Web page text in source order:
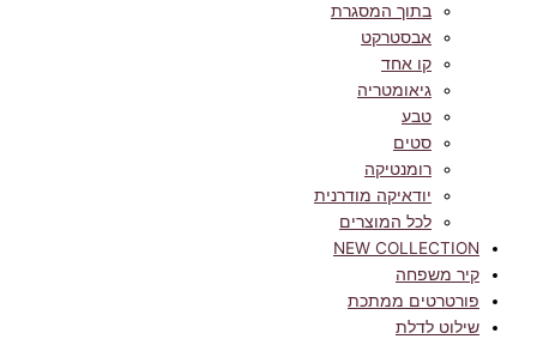
בתוך המסגרת
אבסטרקט
קו אחד
גיאומטריה
טבע
סטים
רומנטיקה
יודאיקה מודרנית
לכל המוצרים
NEW COLLECTION
קיר משפחה
פורטרטים ממתכת
שילוט לדלת